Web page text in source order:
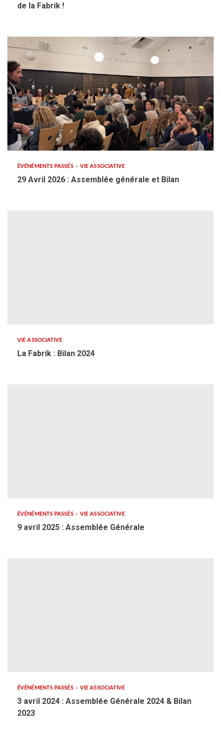
de la Fabrik !
ÉVÉNÉMENTS PASSÉS VIE ASSOCIATIVE
29 Avril 2026 : Assemblée générale et Bilan
VIE ASSOCIATIVE
La Fabrik : Bilan 2024
ÉVÉNÉMENTS PASSÉS VIE ASSOCIATIVE
9 avril 2025 : Assemblée Générale
ÉVÉNÉMENTS PASSÉS VIE ASSOCIATIVE
3 avril 2024 : Assemblée Générale 2024 & Bilan
2023